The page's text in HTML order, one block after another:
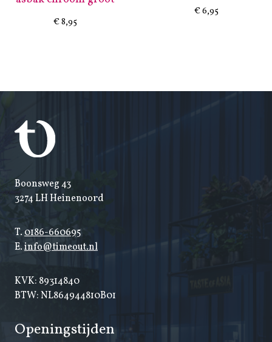
€8,95
€6,95
Boonsweg 43
3274 LH Heinenoord
T.0186-660695
E.info@timeout.nl
KVK: 89314840
BTW: NL864944810B01
Openingstijden